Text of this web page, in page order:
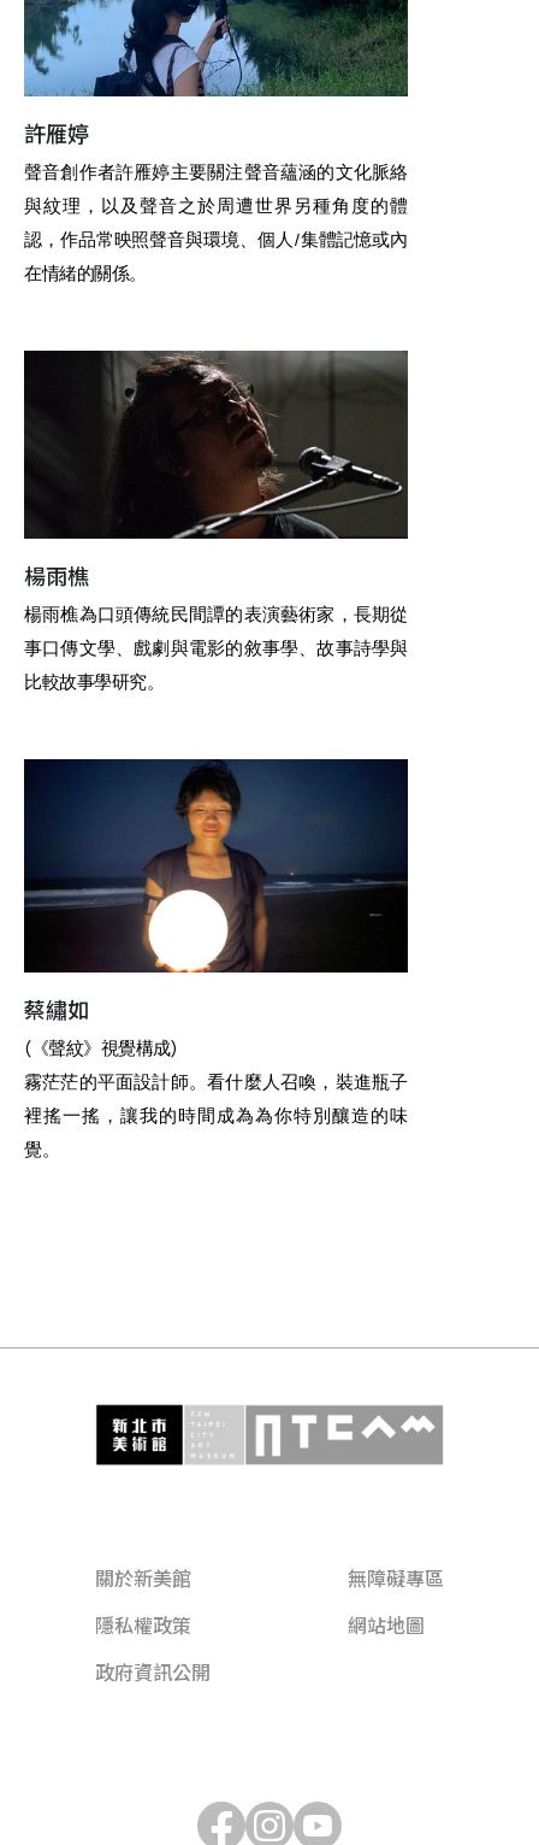
許雁婷
聲音創作者許雁婷主要關注聲音蘊涵的文化脈絡
與紋理，以及聲音之於周遭世界另種角度的體
認，作品常映照聲音與環境、個人/集體記憶或內
在情緒的關係。
楊雨樵
楊雨樵為口頭傳統民間譚的表演藝術家，長期從
事口傳文學、戲劇與電影的敘事學、故事詩學與
比較故事學研究。
蔡繡如
(《聲紋》視覺構成)
霧茫茫的平面設計師。看什麼人召喚，裝進瓶子
裡搖一搖，讓我的時間成為為你特別釀造的味
覺。
關於新美館
無障礙專區
隱私權政策
網站地圖
政府資訊公開